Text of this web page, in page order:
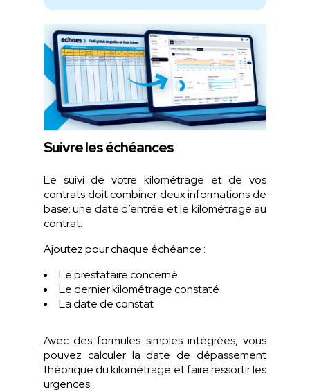
Suivre les échéances
Le suivi de votre kilométrage et de vos
contrats doit combiner deux informations de
base: une date d’entrée et le kilométrage au
contrat.
Ajoutez pour chaque échéance :
Le prestataire concerné
Le dernier kilométrage constaté
La date de constat
Avec des formules simples intégrées, vous
pouvez calculer la date de dépassement
théorique du kilométrage et faire ressortir les
urgences.